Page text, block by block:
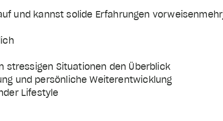
und kannst solide Erfahrungen
Situationen den Überblick
und persönliche Weiterentwicklung
Lifestyle